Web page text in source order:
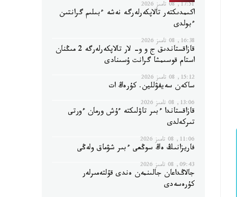
17:51, 08 تامىز 2026
اكىمدىكتەر تالاپكەرلەرگە نەشە ءبىلىم گرانتىن
ءبولدى
16:38, 08 تامىز 2026
قازاقستاندىق ج و و- لار تالاپكەرلەرگە 2 مىڭنان
استام قوسىمشا گرانت ۇسىنادى
15:12, 08 تامىز 2026
ساكەن سەيفۋللين. كۇرەڭ ات
13:06, 08 تامىز 2026
قازاقستاندا ءبىر تاۋلىكتە ءۇش ورمان ءورتى
تىركەلدى
11:06, 08 تامىز 2026
فاريزانىڭ ەڭ سوڭعى ءبىر شۋماق ولەڭى
09:43, 08 تامىز 2026
جالاڭداعان جالىنمەن ەندى قۇلتەمىرلەر
كۇرەسەدى